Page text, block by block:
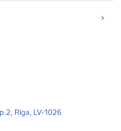
Rīga, LV-1026